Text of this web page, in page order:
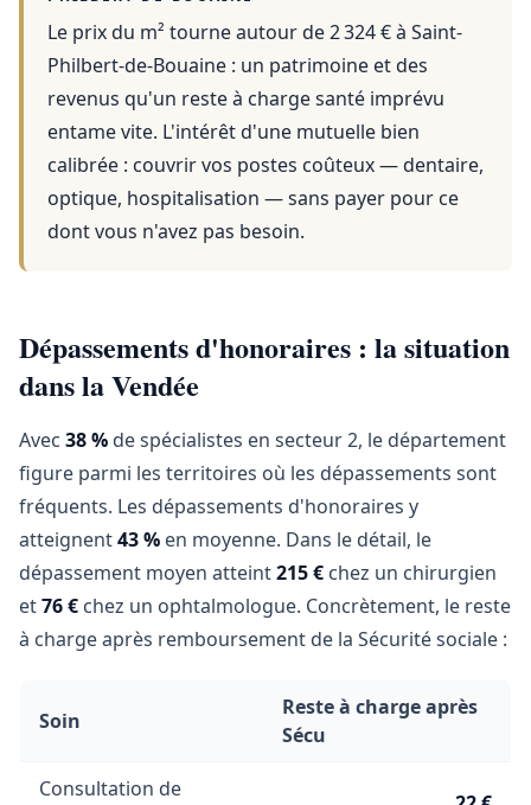
Le prix du m² tourne autour de 2 324 €à Saint-
Philbert-de-Bouaine : un patrimoine et des
revenus qu'un reste à charge santé imprévu
entame vite. L'intérêt d'une mutuelle bien
calibrée : couvrir vos postes coûteux — dentaire,
optique, hospitalisation — sans payer pour ce
dont vous n'avez pas besoin.
Dépassements d'honoraires : la situation
dans la Vendée
Avec 38 % de spécialistes en secteur 2, le département
figure parmi les territoires où les dépassements sont
fréquents. Les dépassements d'honoraires y
atteignent43 % en moyenne. Dans le détail, le
dépassement moyen atteint215 € chez un chirurgien
et76 € chez un ophtalmologue. Concrètement, le reste
à charge après remboursement de la Sécurité sociale :
Soin
Reste à charge après
Sécu
Consultation de